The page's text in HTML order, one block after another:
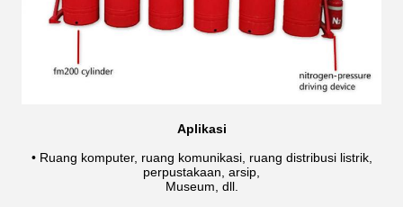
Aplikasi
• Ruang komputer, ruang komunikasi, ruang distribusi listrik,
perpustakaan, arsip,
Museum, dll.